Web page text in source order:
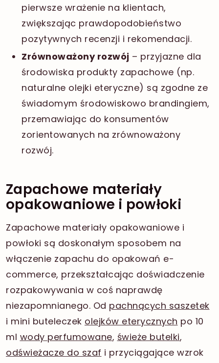
pierwsze wrażenie na klientach,
zwiększając prawdopodobieństwo
pozytywnych recenzji i rekomendacji.
Zrównoważony rozwój – przyjazne dla
środowiska produkty zapachowe (np.
naturalne olejki eteryczne) są zgodne ze
świadomym środowiskowo brandingiem,
przemawiając do konsumentów
zorientowanych na zrównoważony
rozwój.
Zapachowe materiały
opakowaniowe i powłoki
Zapachowe materiały opakowaniowe i
powłoki są doskonałym sposobem na
włączenie zapachu do opakowań e-
commerce, przekształcając doświadczenie
rozpakowywania w coś naprawdę
niezapomnianego. Od pachnących saszetek
i mini buteleczek olejków eterycznych po 10
ml wody perfumowane, świeże butelki,
odświeżacze do szaf i przyciągające wzrok